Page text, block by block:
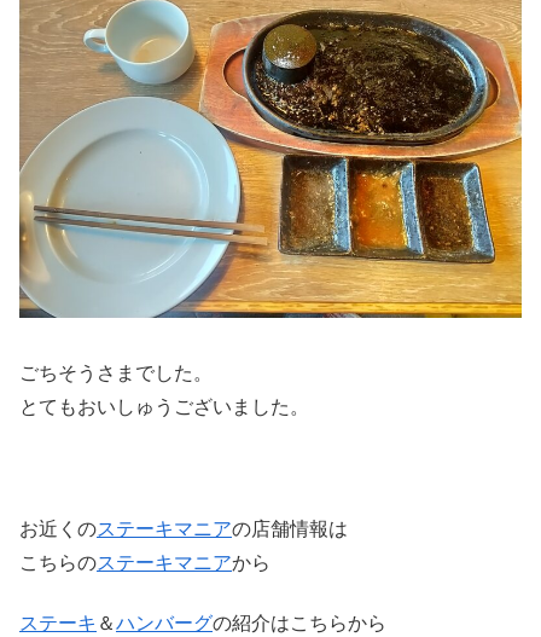
ごちそうさまでした。
とてもおいしゅうございました。
お近くのステーキマニアの店舗情報は
こちらのステーキマニアから
ステーキ ＆ハンバーグの紹介はこちらから